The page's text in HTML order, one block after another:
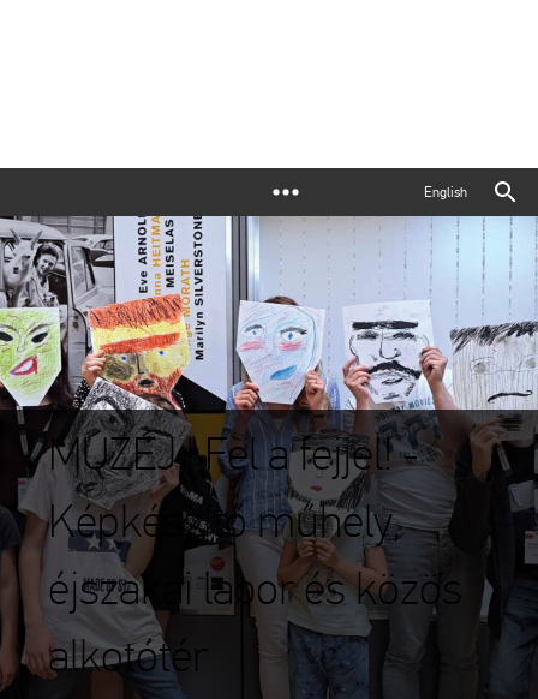
English
MÚZÉJ | Fel a fejjel! -
Képkészítő műhely,
éjszakai labor és közös
alkotótér